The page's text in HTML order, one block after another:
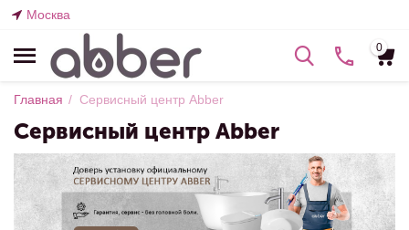
Москва
0
Главная / Сервисный центр Abber
Сервисный центр Abber